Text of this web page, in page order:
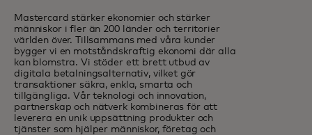
Mastercard stärker ekonomier och stärker
människor i fler än 200 länder och territorier
världen över. Tillsammans med våra kunder
bygger vi en motståndskraftig ekonomi där alla
kan blomstra. Vi stöder ett brett utbud av
digitala betalningsalternativ, vilket gör
transaktioner säkra, enkla, smarta och
tillgängliga. Vår teknologi och innovation,
partnerskap och nätverk kombineras för att
leverera en unik uppsättning produkter och
tjänster som hjälper människor, företag och